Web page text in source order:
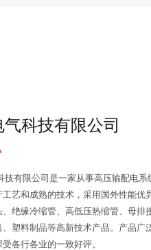
科技有限公司
限公司是一家从事高压输配电系
艺和成熟的技术，采用国外性能
绝缘冷缩管、高低压热缩管、母
塑料制品等高新技术产品。产品
各行各业的一致好评。